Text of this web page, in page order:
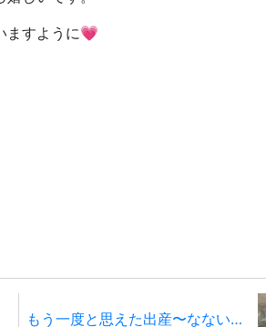
ますように💗
もう一度と思えた出産〜なないろの涙が溢れた日